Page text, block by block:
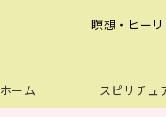
瞑想・ヒー
ホーム スピリチュ